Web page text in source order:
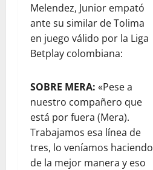
Melendez, Junior empató
ante su similar de Tolima
en juego válido por la Liga
Betplay colombiana:
SOBRE MERA: «Pese a
nuestro compañero que
está por fuera (Mera).
Trabajamos esa línea de
tres, lo veníamos haciendo
de la mejor manera y eso